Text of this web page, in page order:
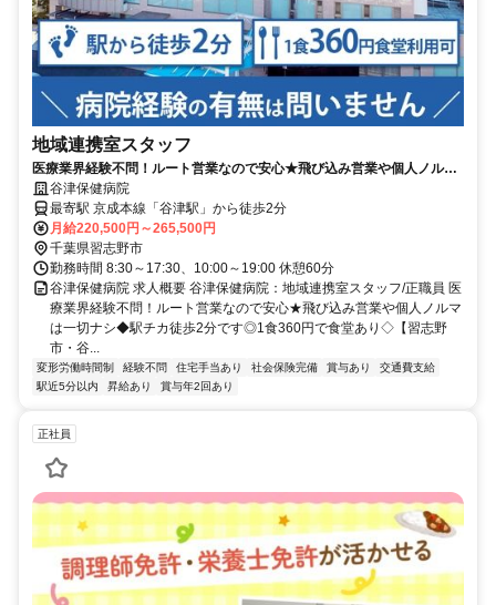
地域連携室スタッフ
医療業界経験不問！ルート営業なので安心★飛び込み営業や個人ノルマ
は一切ナシ◆駅チカ徒歩2分です◎1食360円で食堂あり◇【習志野市・
谷津駅・病院・地域連携室スタッフ・正職員】
谷津保健病院
最寄駅 京成本線「谷津駅」から徒歩2分
月給220,500円～265,500円
千葉県習志野市
勤務時間 8:30～17:30、10:00～19:00 休憩60分
谷津保健病院 求人概要 谷津保健病院：地域連携室スタッフ/正職員 医
療業界経験不問！ルート営業なので安心★飛び込み営業や個人ノルマ
は一切ナシ◆駅チカ徒歩2分です◎1食360円で食堂あり◇【習志野
市・谷...
変形労働時間制 経験不問 住宅手当あり 社会保険完備 賞与あり
交通費支給
駅近5分以内
昇給あり 賞与年2回あり
正社員